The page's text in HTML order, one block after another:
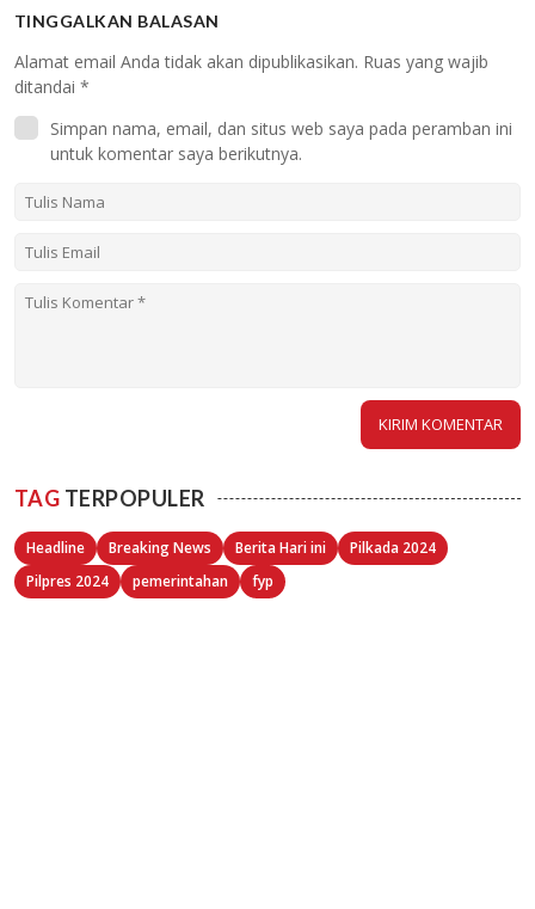
TINGGALKAN BALASAN
Alamat email Anda tidak akan dipublikasikan. Ruas yang wajib
ditandai *
Simpan nama, email, dan situs web saya pada peramban ini
untuk komentar saya berikutnya.
TAG TERPOPULER
Headline Breaking News Berita Hari ini
Pilkada 2024
Pilpres 2024
pemerintahan fyp